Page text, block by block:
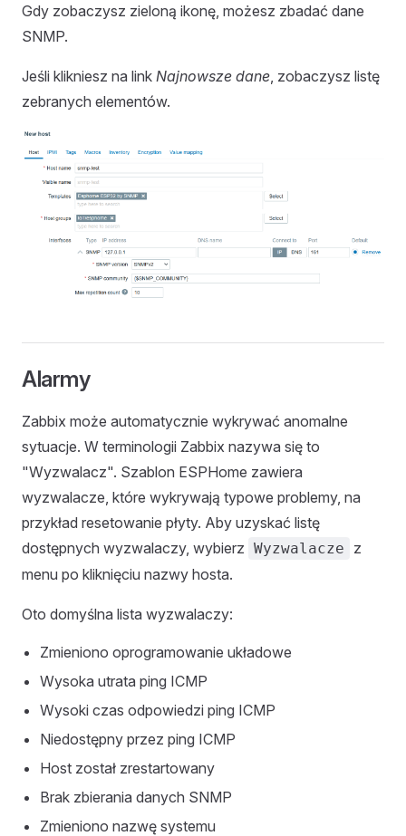
Gdy zobaczysz zieloną ikonę, możesz zbadać dane
SNMP.
Jeśli klikniesz na link Najnowsze dane , zobaczysz listę
zebranych elementów.
Alarmy
Zabbix może automatycznie wykrywać anomalne
sytuacje. W terminologii Zabbix nazywa się to
"Wyzwalacz". Szablon ESPHome zawiera
wyzwalacze, które wykrywają typowe problemy, na
przykład resetowanie płyty. Aby uzyskać listę
dostępnych wyzwalaczy, wybierz Wyzwalacze
z
menu po kliknięciu nazwy hosta.
Oto domyślna lista wyzwalaczy:
Zmieniono oprogramowanie układowe
Wysoka utrata ping ICMP
Wysoki czas odpowiedzi ping ICMP
Niedostępny przez ping ICMP
Host został zrestartowany
Brak zbierania danych SNMP
Zmieniono nazwę systemu